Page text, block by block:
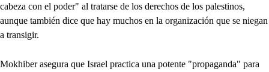
cabeza con el poder" al tratarse de los derechos de los palestinos,
aunque también dice que hay muchos en la organización que se niegan
a transigir.
Mokhiber asegura que Israel practica una potente "propaganda" para